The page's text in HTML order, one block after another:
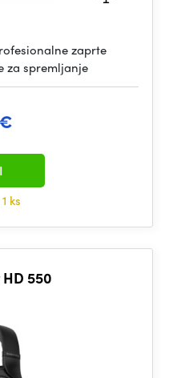
zaprte
za spremljanje
1 ks
550